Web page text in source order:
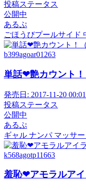
投稿ステータス
公開中
あるぷ
ごほうびプールサイド
b399agoar01263
単話❤艶カウント
発売日: 2017-11-20
投稿ステータス
公開中
あるぷ
ギャル ナンパ マッサ
k568agotp11663
羞恥❤アモラルア